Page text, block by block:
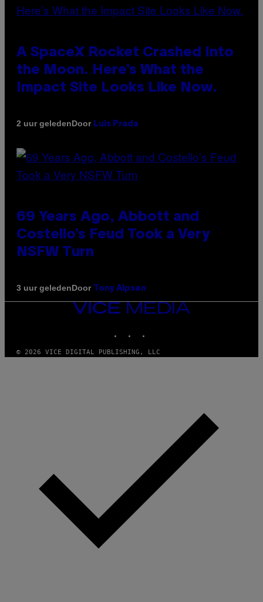
A SpaceX Rocket Crashed Into
the Moon. Here’s What the
Impact Site Looks Like Now.
2 uur geledenDoor Luis Prada
69 Years Ago, Abbott and
Costello’s Feud Took a Very
NSFW Turn
3 uur geledenDoor Tony Alpsen
VICE
MEDIA
© 2026 VICE DIGITAL PUBLISHING, LLC